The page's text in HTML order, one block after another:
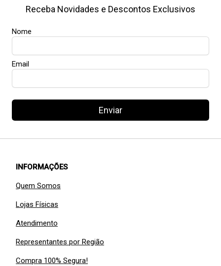
Receba Novidades e Descontos Exclusivos
Nome
Email
Enviar
INFORMAÇÕES
Quem Somos
Lojas Físicas
Atendimento
Representantes por Região
Compra 100% Segura!